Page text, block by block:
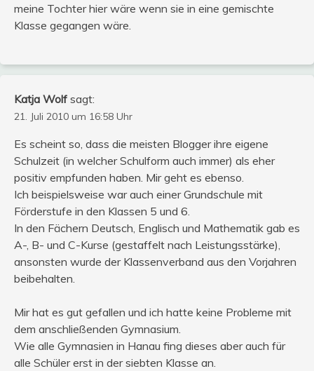
meine Tochter hier wäre wenn sie in eine gemischte
Klasse gegangen wäre.
Katja Wolf sagt:
21. Juli 2010 um 16:58 Uhr
Es scheint so, dass die meisten Blogger ihre eigene
Schulzeit (in welcher Schulform auch immer) als eher
positiv empfunden haben. Mir geht es ebenso.
Ich beispielsweise war auch einer Grundschule mit
Förderstufe in den Klassen 5 und 6.
In den Fächern Deutsch, Englisch und Mathematik gab es
A-, B- und C-Kurse (gestaffelt nach Leistungsstärke),
ansonsten wurde der Klassenverband aus den Vorjahren
beibehalten.
Mir hat es gut gefallen und ich hatte keine Probleme mit
dem anschließenden Gymnasium.
Wie alle Gymnasien in Hanau fing dieses aber auch für
alle Schüler erst in der siebten Klasse an.